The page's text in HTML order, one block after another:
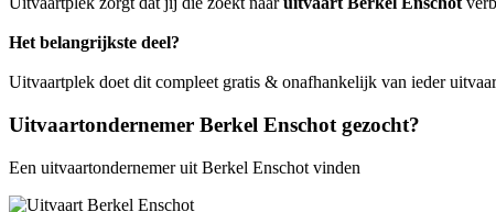
Het belangrijkste deel?
Uitvaartplek doet dit compleet gratis & onafhankelijk van ieder
Uitvaartondernemer Berkel Enschot gezocht?
Een uitvaartondernemer uit Berkel Enschot vinden